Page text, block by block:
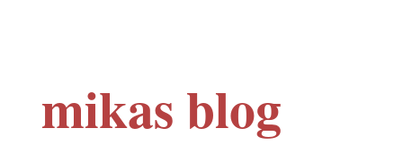
mikas blog